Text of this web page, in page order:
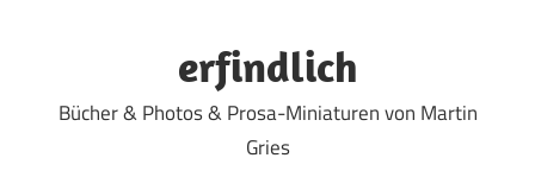
erfindlich
Bücher & Photos & Prosa-Miniaturen von Martin
Gries